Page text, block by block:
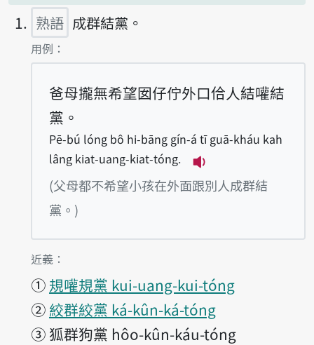
熟語 成群結黨。
第1項釋義的
用例：
爸母攏無希望囡仔佇外口佮人結嚾結
黨。
Pē-bú lóng bô hi-bāng gín-á tī guā-kháu kah
lâng kiat-uang-kiat-tóng.
播放例句Pē-bú
(父母都不希望小孩在外面跟別人成群結
黨。)
第1項釋義的
近義：
① 規嚾規黨 kui-uang-kui-tóng
② 絞群絞黨 ká-kûn-ká-tóng
③ 狐群狗黨 hôo-kûn-káu-tóng